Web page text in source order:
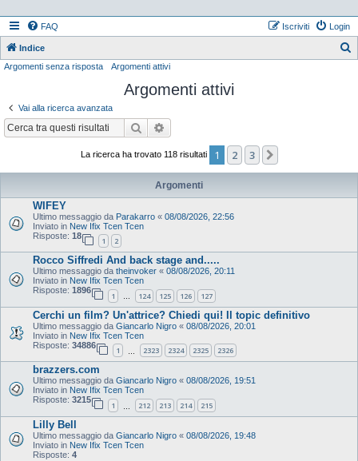
FAQ Login
Iscriviti
Indice
Argomenti senza risposta Argomenti attivi
Argomenti attivi
Vai alla ricerca avanzata
Cerca
La ricerca ha trovato 118 risultati 1 2 3
Argomenti
WIFEY
Ultimo messaggio da Parakarro « 08/08/2026, 22:56
Inviato in New Ifix Tcen Tcen
Risposte: 18
1 2
Rocco Siffredi And back stage and.....
Ultimo messaggio da theinvoker « 08/08/2026, 20:11
Inviato in New Ifix Tcen Tcen
Risposte: 1896
1 … 124 125 126 127
Cerchi un film? Un'attrice? Chiedi qui! Il topic definitivo
Ultimo messaggio da Giancarlo Nigro « 08/08/2026, 20:01
Inviato in New Ifix Tcen Tcen
Risposte: 34886
1 2323 2324 2325 2326
brazzers.com
Ultimo messaggio da Giancarlo Nigro « 08/08/2026, 19:51
Inviato in New Ifix Tcen Tcen
Risposte: 3215
1 212 213 214 215
Lilly Bell
Ultimo messaggio da Giancarlo Nigro « 08/08/2026, 19:48
Inviato in New Ifix Tcen Tcen
Risposte: 4